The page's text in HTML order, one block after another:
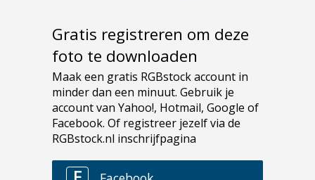
Gratis registreren om deze
foto te downloaden